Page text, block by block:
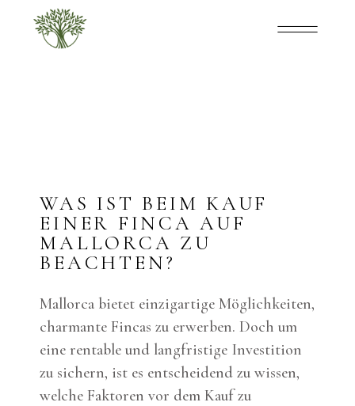
WAS IST BEIM KAUF
EINER FINCA AUF
MALLORCA ZU
BEACHTEN?
Mallorca bietet einzigartige Möglichkeiten,
charmante Fincas zu erwerben. Doch um
eine rentable und langfristige Investition
zu sichern, ist es entscheidend zu wissen,
welche Faktoren vor dem Kauf zu